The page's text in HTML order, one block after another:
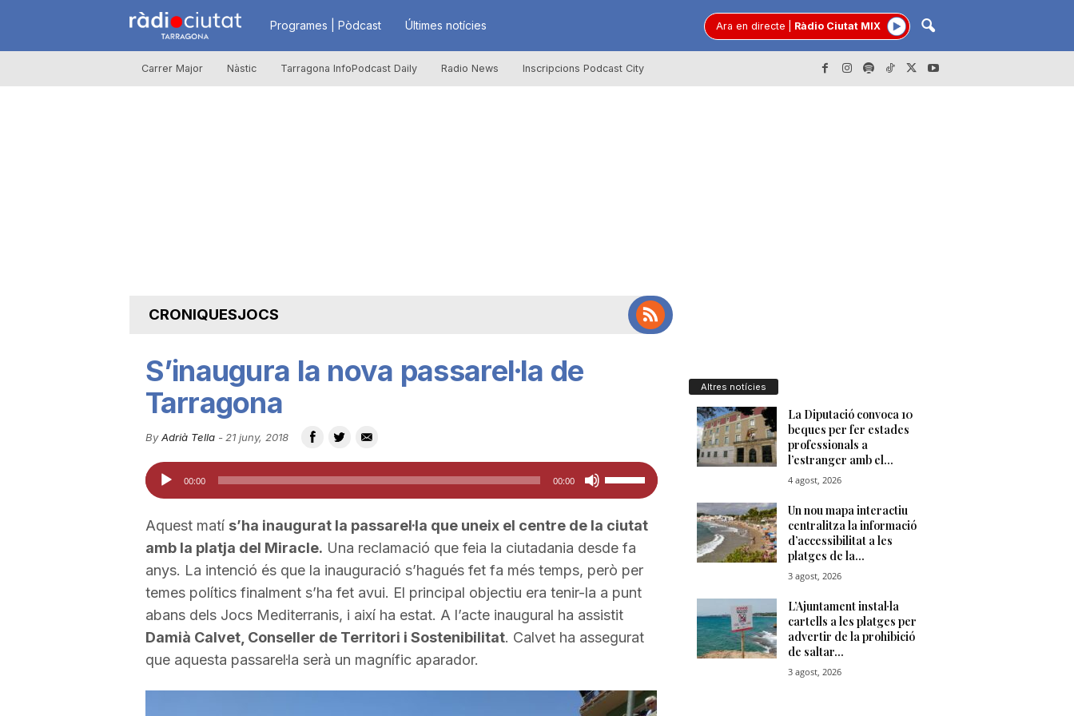
R
à
u
t
a
d
e
T
Programes | Pòdcast Últimes notícies Ara en directe Ràdio Ciutat MIX
Carrer Major Nàstic Tarragona InfoPodcast Daily Radio News Inscripcions Podcast City
CRONIQUESJOCS
S’inaugura la nova passarel·la de
Tarragona
By Adrià Tella- 21 juny, 2018
Reproductor
d'àudio
00:00 00:00
Feu
servir
les
tecles
de
fletxa
cap
amunt/cap
a
Aquest matí s’ha inaugurat la passarel·la que uneix el centre de la ciutat
amb la platja del Miracle. Una reclamació que feia la ciutadania desde fa
anys. La intenció és que la inauguració s’hagués fet fa més temps, però per
temes polítics finalment s’ha fet avui. El principal objectiu era tenir-la a punt
abans dels Jocs Mediterranis, i així ha estat. A l’acte inaugural ha assistit
Damià Calvet, Conseller de Territori i Sostenibilitat. Calvet ha assegurat
que aquesta passarel·la serà un magnífic aparador.
Altres notícies